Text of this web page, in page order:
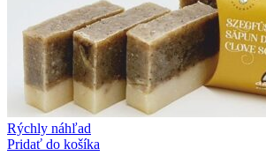
Rýchly náhľad
Pridať do košíka